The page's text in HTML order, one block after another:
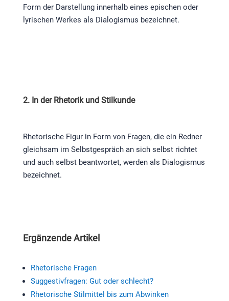
Form der Darstellung innerhalb eines epischen oder
lyrischen Werkes als Dialogismus bezeichnet.
2. In der Rhetorik und Stilkunde
Rhetorische Figur in Form von Fragen, die ein Redner
gleichsam im Selbstgespräch an sich selbst richtet
und auch selbst beantwortet, werden als Dialogismus
bezeichnet.
Ergänzende Artikel
Rhetorische Fragen
Suggestivfragen: Gut oder schlecht?
Rhetorische Stilmittel bis zum Abwinken